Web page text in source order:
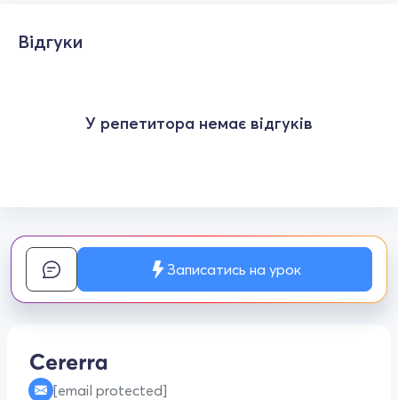
Відгуки
У репетитора немає відгуків
Записатись на урок
[email protected]